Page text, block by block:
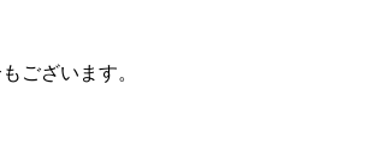
ございます。